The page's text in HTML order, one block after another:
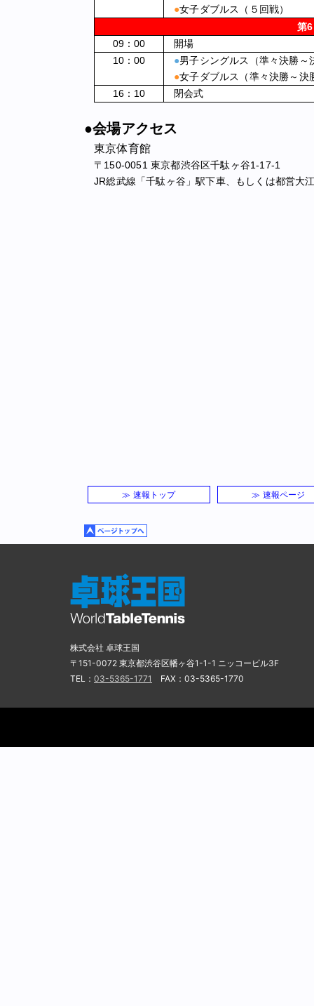
●女子ダブルス（５回戦）
第
09：00
開場
10：00
●男子シングルス（準々決勝～
●女子ダブルス（準々決勝～決
16：10
閉会式
●会場アクセス
東京体育館
〒150-0051 東京都渋谷区千駄ヶ谷1-17-1
JR総武線「千駄ヶ谷」駅下車、もしくは都営大
≫ 速報トップ ≫ 速報ページ
株式会社 卓球王国
〒151-0072 東京都渋谷区幡ヶ谷1-1-1 ニッコービル3F
TEL： 03-5365-1771 FAX：03-5365-1770